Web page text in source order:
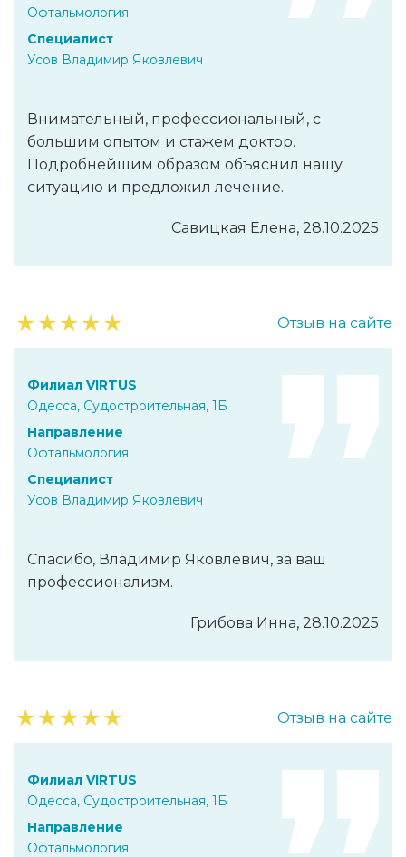
Офтальмология
Специалист
Усов Владимир Яковлевич
Внимательный, профессиональный, с
большим опытом и стажем доктор.
Подробнейшим образом объяснил нашу
ситуацию и предложил лечение.
Савицкая Елена, 28.10.2025
★★★★★ Отзыв на сайте
Филиал VIRTUS
Одесса, Судостроительная, 1Б
Направление
Офтальмология
Специалист
Усов Владимир Яковлевич
Спасибо, Владимир Яковлевич, за ваш
профессионализм.
Грибова Инна, 28.10.2025
★★★★★ Отзыв на сайте
Филиал VIRTUS
Одесса, Судостроительная, 1Б
Направление
Офтальмология